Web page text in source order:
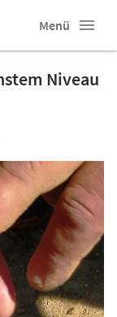
Menü
Niveau